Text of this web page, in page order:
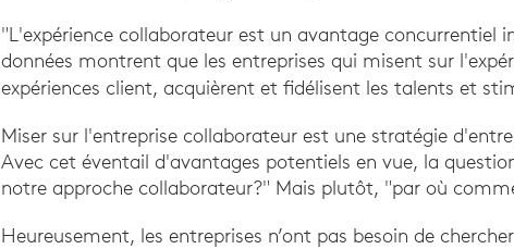
"L'expérience collaborateur est un avantage concurrentiel
données montrent que les entreprises qui misent sur
expériences client, acquièrent et fidélisent les talents et
Miser sur l'entreprise collaborateur est une stratégie
Avec cet éventail d'avantages potentiels en vue, la
notre approche collaborateur?" Mais plutôt, "par où
Heureusement, les entreprises n’ont pas besoin de